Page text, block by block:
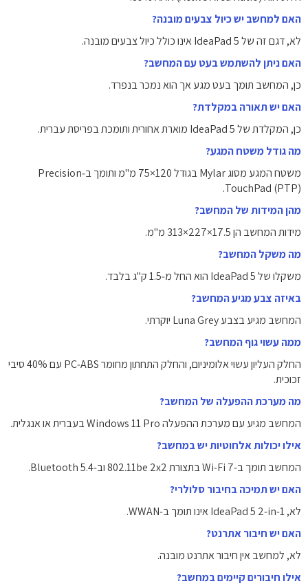
האם למחשב יש כיול צבעים מובנה?
לא, דגם זה של IdeaPad 5 אינו כולל כיול צבעים מובנה.
האם ניתן להשתמש בעט עם המחשב?
כן, המחשב תומך בעט מגע אך הוא נמכר בנפרד.
האם יש תאורה במקלדת?
כן, המקלדת של IdeaPad 5 מוארת אחורית ותומכת בפריסת עברית.
מה גודל משטח המגע?
משטח המגע מסוג Mylar בגודל ‎75×120 מ"מ ותומך ב‑Precision
TouchPad (PTP).‏
מהן המידות של המחשב?
מידות המחשב הן ‎313×227×17.5 מ"מ.
מה משקל המחשב?
משקלו של IdeaPad 5 הוא החל מ‑1.5 ק"ג בלבד.
באיזה צבע מגיע המחשב?
המחשב מגיע בצבע Luna Grey יוקרתי.
ממה עשוי גוף המחשב?
החלק העליון עשוי אלומיניום, והחלק התחתון מחומר PC‑ABS עם ‎40% סיבי
זכוכית.
מה מערכת ההפעלה של המחשב?
המחשב מגיע עם מערכת ההפעלה Windows 11 Pro בעברית או אנגלית.
אילו יכולות אלחוטיות יש במחשב?
המחשב תומך ב‑Wi‑Fi 7 בתצורת 802.11be 2x2 וב‑Bluetooth 5.4.​
האם יש תמיכה בחיבור סלולרי?
לא, IdeaPad 5 2‑in‑1 אינו תומך ב‑WWAN.
האם יש חיבור אתרנט?
לא, למחשב אין חיבור אתרנט מובנה.
אילו חיבורים קיימים במחשב?